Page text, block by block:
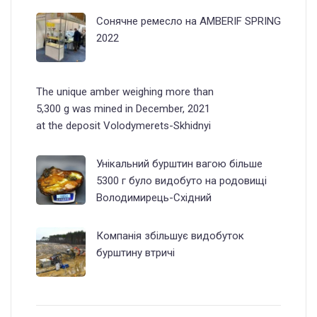
Сонячне ремесло на AMBERIF SPRING
2022
The unique amber weighing more than
5,300 g was mined in December, 2021
at the deposit Volodymerets-Skhidnyi
Унікальний бурштин вагою більше
5300 г було видобуто на родовищі
Володимирець-Східний
Компанія збільшує видобуток
бурштину втричі